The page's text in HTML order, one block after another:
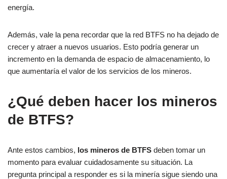
energía.
Además, vale la pena recordar que la red BTFS no ha dejado de
crecer y atraer a nuevos usuarios. Esto podría generar un
incremento en la demanda de espacio de almacenamiento, lo
que aumentaría el valor de los servicios de los mineros.
¿Qué deben hacer los mineros
de BTFS?
Ante estos cambios, los mineros de BTFS deben tomar un
momento para evaluar cuidadosamente su situación. La
pregunta principal a responder es si la minería sigue siendo una